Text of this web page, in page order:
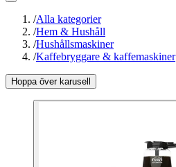
/Alla kategorier
/Hem & Hushåll
/Hushållsmaskiner
/Kaffebryggare & kaffemaskiner
Hoppa över karusell